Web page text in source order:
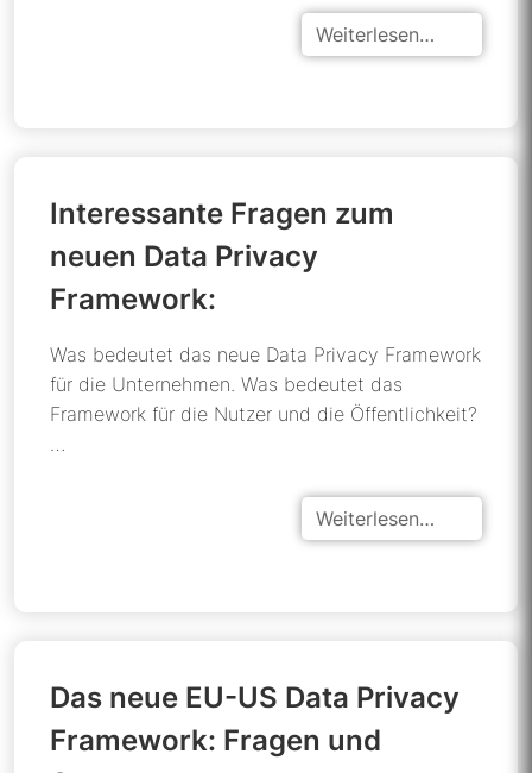
Weiterlesen…
Interessante Fragen zum
neuen Data Privacy
Framework:
Was bedeutet das neue Data Privacy Framework
für die Unternehmen. Was bedeutet das
Framework für die Nutzer und die Öffentlichkeit?
…
Weiterlesen…
Das neue EU-US Data Privacy
Framework: Fragen und